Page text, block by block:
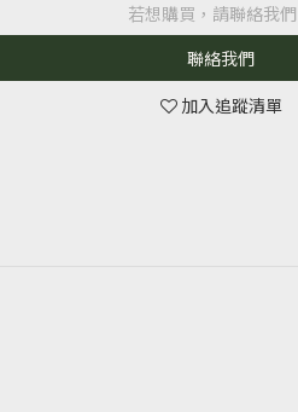
若想購買，請聯絡我們
聯絡我們
加入追蹤清單